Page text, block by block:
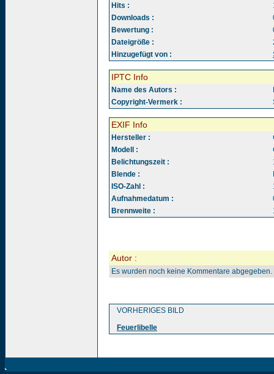
Hits :
Downloads :
Bewertung :
Dateigröße :
Hinzugefügt von :
IPTC Info
Name des Autors :
Copyright-Vermerk :
EXIF Info
Hersteller :
Modell :
Belichtungszeit :
Blende :
ISO-Zahl :
Aufnahmedatum :
Brennweite :
Autor :
Es wurden noch keine Kommentare abgegeben.
VORHERIGES BILD
Feuerlibelle